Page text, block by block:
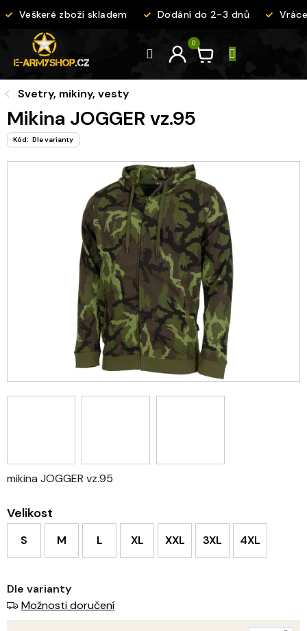
na
Veškeré zboží skladem Dodání do 2-3 dnů
Svetry, mikiny, vesty
Mikina JOGGER vz.95
Kód: Dle varianty
Velikost
S M L XL XXL 3XL 4XL
mikina JOGGER vz.95
Dle varianty
Možnosti doručení